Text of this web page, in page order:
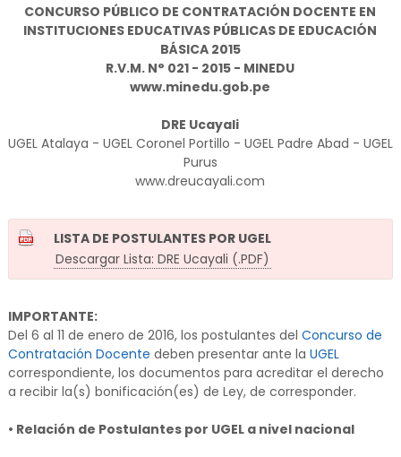
CONCURSO PÚBLICO DE CONTRATACIÓN DOCENTE EN
INSTITUCIONES EDUCATIVAS PÚBLICAS DE EDUCACIÓN
BÁSICA 2015
R.V.M. N° 021 - 2015 - MINEDU
www.minedu.gob.pe
DRE Ucayali
UGEL Atalaya - UGEL Coronel Portillo - UGEL Padre Abad - UGEL
Purus
www.dreucayali.com
LISTA DE POSTULANTES POR UGEL
Descargar Lista: DRE Ucayali (.PDF)
IMPORTANTE:
Del 6 al 11 de enero de 2016, los postulantes del Concurso de
Contratación Docente deben presentar ante la UGEL
correspondiente, los documentos para acreditar el derecho
a recibir la(s) bonificación(es) de Ley, de corresponder.
• Relación de Postulantes por UGEL a nivel nacional